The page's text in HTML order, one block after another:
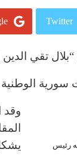
Twitter
تقي الدين
سورية
رئيس
وقد